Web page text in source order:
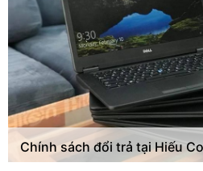
Chính sách đổi trả tại Hiếu